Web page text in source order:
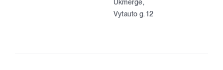
Ukmergė,
Vytauto g. 12